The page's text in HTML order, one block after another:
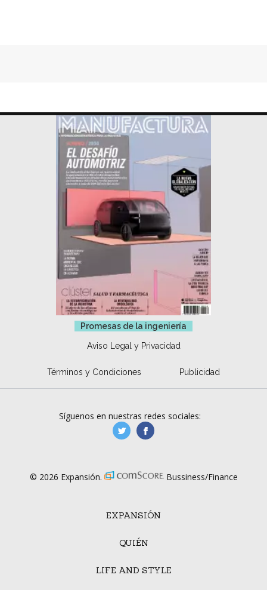
Promesas de la ingeniería
Aviso Legal y Privacidad
Términos y Condiciones Publicidad
EXPANSIÓN
QUIÉN
LIFE AND STYLE
Síguenos en nuestras redes sociales:
manufacturaGE
© 2026 Expansión. Bussiness/Finance